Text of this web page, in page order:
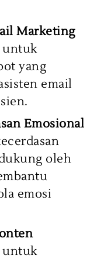
Marketing
untuk
yang
email
Emosional
oleh
emosi
untuk